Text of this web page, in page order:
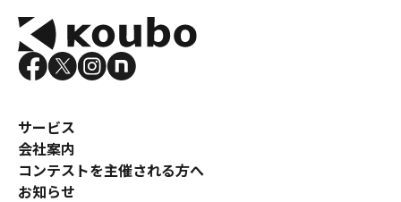
サービス
会社案内
コンテストを主催される方へ
お知らせ